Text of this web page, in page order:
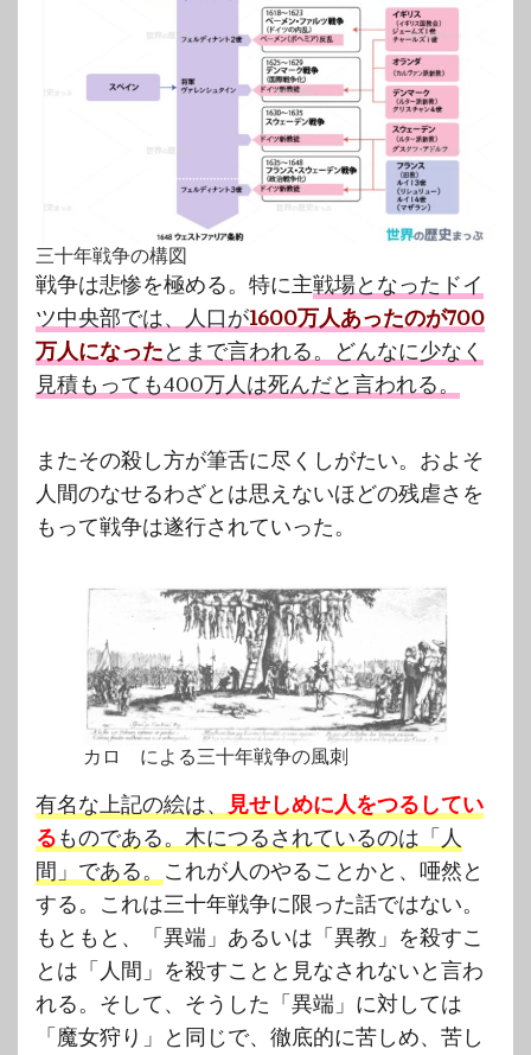
三十年戦争の構図
戦争は悲惨を極める。特に主戦場となったドイ
ツ中央部では、人口が1600万人あったのが700
万人になったとまで言われる。どんなに少なく
見積もっても400万人は死んだと言われる。
またその殺し方が筆舌に尽くしがたい。およそ
人間のなせるわざとは思えないほどの残虐さを
もって戦争は遂行されていった。
カロ による三十年戦争の風刺
有名な上記の絵は、 見せしめに人をつるしてい
るものである。木につるされているのは「人
間」である。 これが人のやることかと、唖然と
する。これは三十年戦争に限った話ではない。
もともと、「異端」あるいは「異教」を殺すこ
とは「人間」を殺すことと見なされないと言わ
れる。そして、そうした「異端」に対しては
「魔女狩り」と同じで、徹底的に苦しめ、苦し